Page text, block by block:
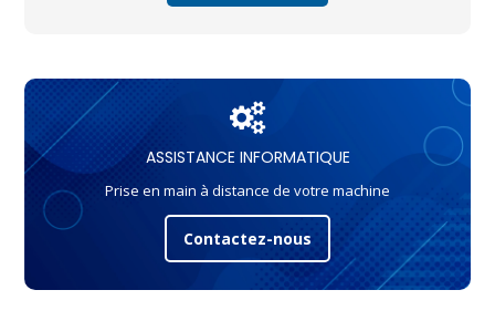
ASSISTANCE INFORMATIQUE
Prise en main à distance de votre machine
Contactez-nous